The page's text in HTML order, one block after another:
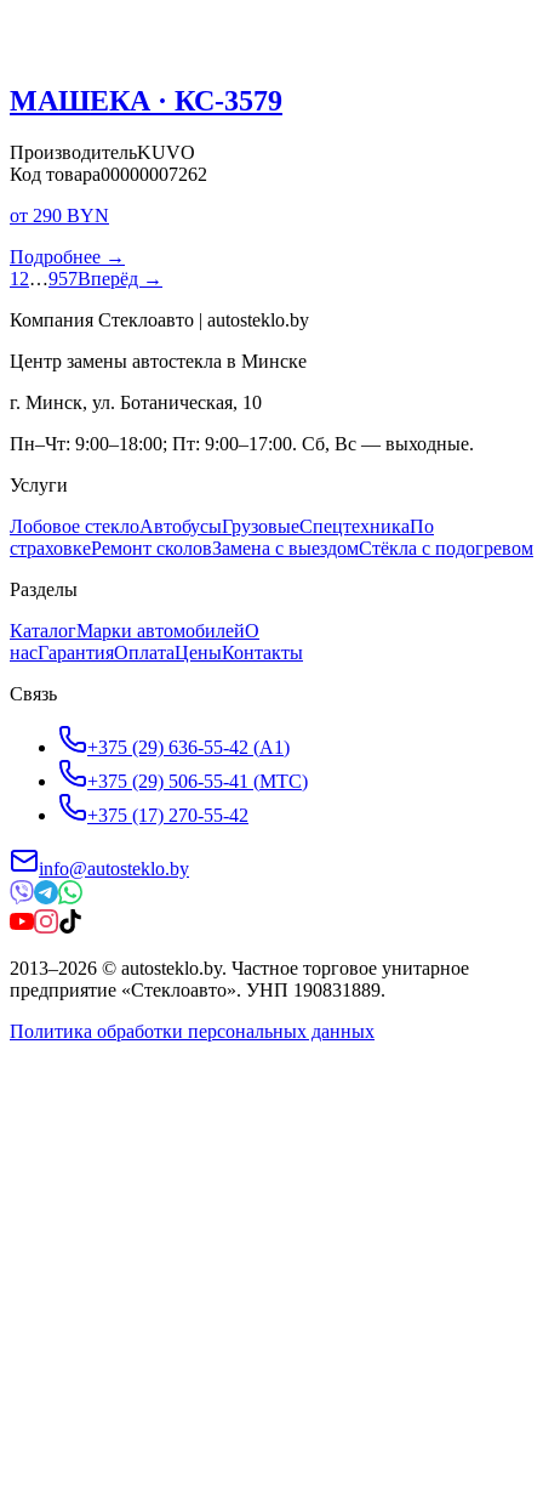
МАШЕКА · КС-3579
ПроизводительKUVO
Код товара00000007262
от 290 BYN
Подробнее →
1 2…957Вперёд →
Компания Стеклоавто | autosteklo.by
Центр замены автостекла в Минске
г. Минск, ул. Ботаническая, 10
Пн–Чт: 9:00–18:00; Пт: 9:00–17:00. Сб, Вс — выходные.
Услуги
Лобовое стеклоАвтобусыГрузовыеСпецтехникаПо
страховкеРемонт сколовЗамена с выездомСтёкла с подогревом
Разделы
КаталогМарки автомобилейО
насГарантияОплатаЦеныКонтакты
Связь
+375 (29) 636-55-42 (A1)
+375 (29) 506-55-41 (МТС)
+375 (17) 270-55-42
info@autosteklo.by
2013–2026 © autosteklo.by. Частное торговое унитарное
предприятие «Стеклоавто». УНП 190831889.
Политика обработки персональных данных